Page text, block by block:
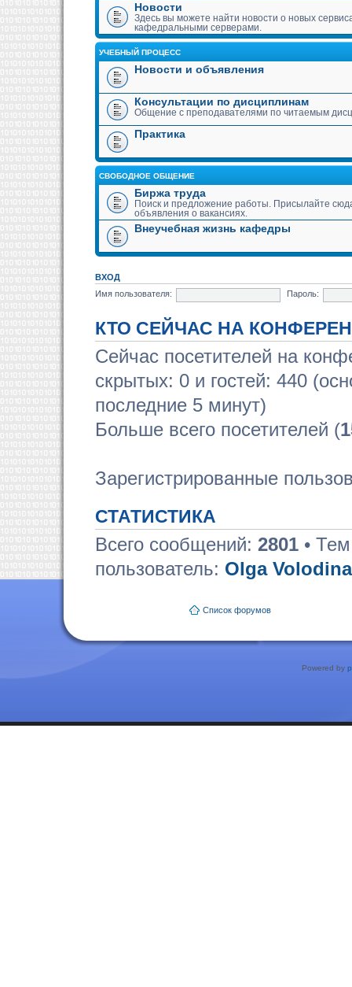
Новости
Здесь вы можете найти новости о новых
кафедральными серверами.
УЧЕБНЫЙ ПРОЦЕСС
Новости и объявления
Консультации по дисциплинам
Общение с преподавателями по читаемым
Практика
СВОБОДНОЕ ОБЩЕНИЕ
Биржа труда
Поиск и предложение работы. Присылайте
объявления о вакансиях.
Внеучебная жизнь кафедры
ВХОД
Имя пользователя:
Пароль:
КТО СЕЙЧАС НА
Сейчас посетителей на
скрытых: 0 и гостей: 440
последние 5 минут)
Больше всего посетителей (
Зарегистрированные
СТАТИСТИКА
Всего сообщений: 2801 •
пользователь: Olga Volodina
Список форумов
Powered by